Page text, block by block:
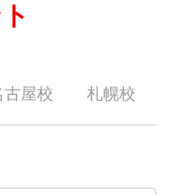
古屋校 札幌校